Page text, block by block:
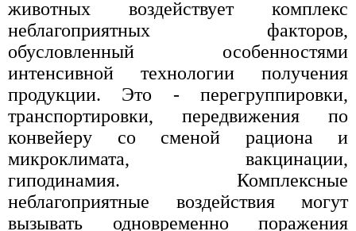
животных воздействует комплекс
неблагоприятных факторов,
обусловленный особенностями
интенсивной технологии получения
продукции. Это - перегруппировки,
транспортировки, передвижения по
конвейеру со сменой рациона и
микроклимата, вакцинации,
гиподинамия. Комплексные
неблагоприятные воздействия могут
вызывать одновременно поражения